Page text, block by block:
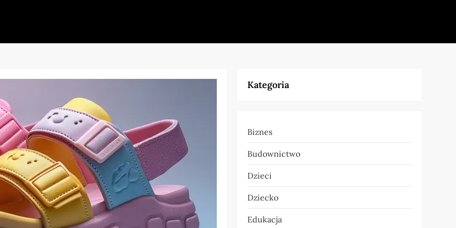
Kategoria
Biznes
Budownictwo
Dzieci
Dziecko
Edukacja